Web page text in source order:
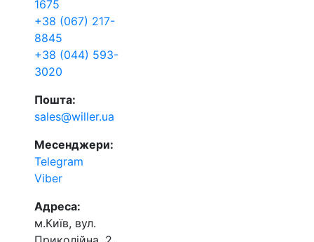
1675
+38 (067) 217-
8845
+38 (044) 593-
3020
Пошта:
sales@willer.ua
Месенджери:
Telegram
Viber
Адреса:
м.Київ, вул.